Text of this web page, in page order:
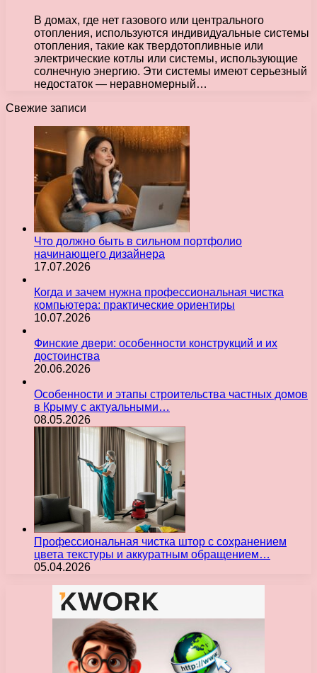
В домах, где нет газового или центрального
отопления, используются индивидуальные системы
отопления, такие как твердотопливные или
электрические котлы или системы, использующие
солнечную энергию. Эти системы имеют серьезный
недостаток — неравномерный…
Свежие записи
Что должно быть в сильном портфолио
начинающего дизайнера
17.07.2026
Когда и зачем нужна профессиональная чистка
компьютера: практические ориентиры
10.07.2026
Финские двери: особенности конструкций и их
достоинства
20.06.2026
Особенности и этапы строительства частных домов
в Крыму с актуальными…
08.05.2026
Профессиональная чистка штор с сохранением
цвета текстуры и аккуратным обращением…
05.04.2026